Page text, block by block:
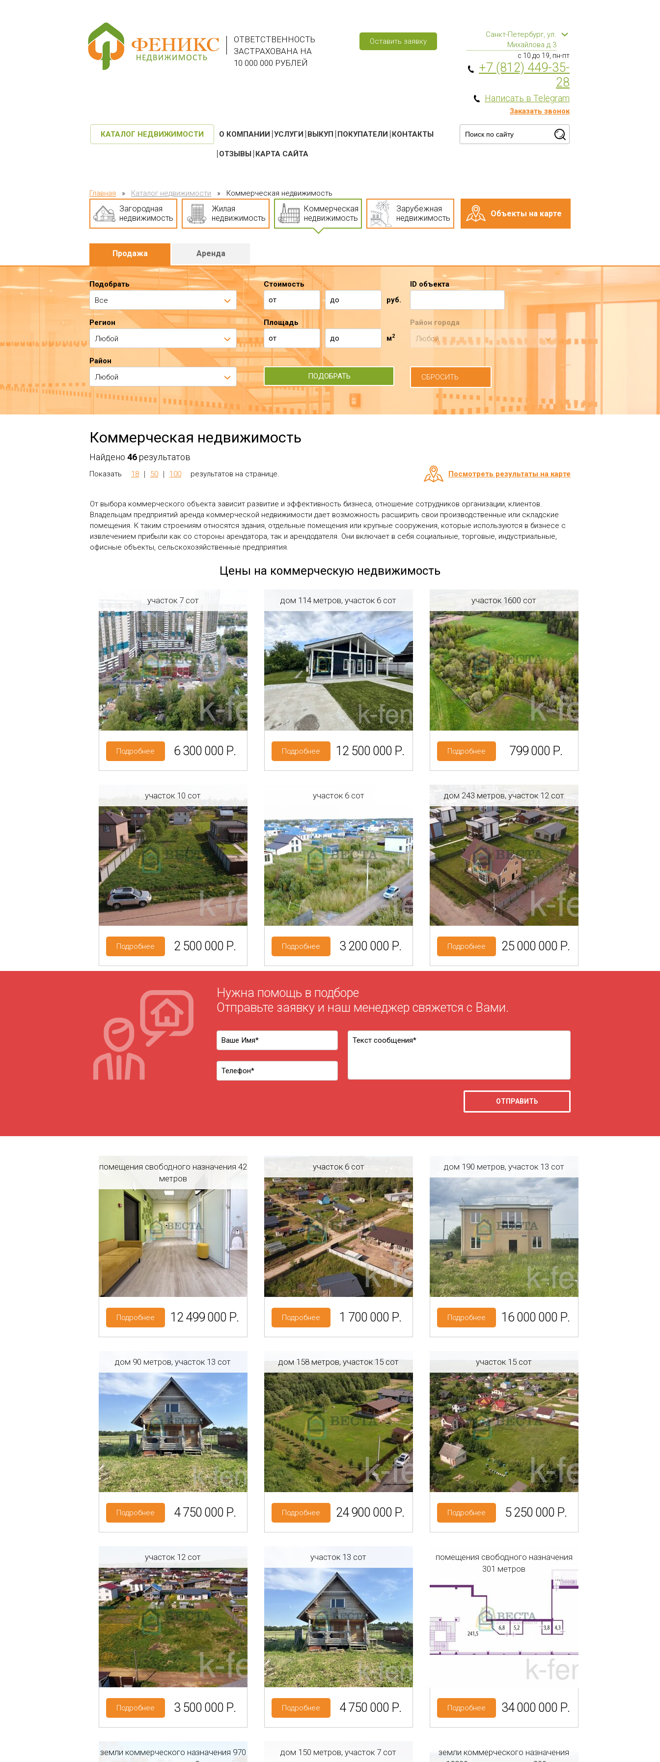
ОТВЕТСТВЕННОСТЬ
ЗАСТРАХОВАНА НА
10 000 000 РУБЛЕЙ
Оставить заявку
Санкт-Петербург, ул.
Михайлова д.3
с 10 до 19, пн-пт
+7 (812) 449-35-
28
Написать в Telegram
Заказать звонок
КАТАЛОГ НЕДВИЖИМОСТИ О КОМПАНИИ УСЛУГИ ВЫКУП ПОКУПАТЕЛИ КОНТАКТЫ
ОТЗЫВЫ КАРТА САЙТА
Главная » Каталог недвижимости » Коммерческая недвижимость
Загородная
недвижимость
Жилая
недвижимость
Коммерческая
недвижимость
Зарубежная
недвижимость
Объекты на карте
Продажа Аренда
Подобрать
Все
Стоимость
руб.
ID объекта
Регион
Любой
Площадь
м2
Район города
Любой
Район
Любой
СБРОСИТЬ
Коммерческая недвижимость
Найдено 46результатов
Показать 18 50 100 результатов на странице. Посмотреть результаты на карте
От выбора коммерческого объекта зависит развитие и эффективность бизнеса, отношение сотрудников организации, клиентов.
Владельцам предприятий аренда коммерческой недвижимости дает возможность расширить свои производственные или складские
помещения. К таким строениям относятся здания, отдельные помещения или крупные сооружения, которые используются в бизнесе с
извлечением прибыли как со стороны арендатора, так и арендодателя. Они включает в себя социальные, торговые, индустриальные,
офисные объекты, сельскохозяйственные предприятия.
Цены на коммерческую недвижимость
участок 7 сот
Регион: Санкт-Петербург
Район: Санкт-Петербург
Категория земель: СНТ, ДНП
Подробнее 6 300 000 Р.
дом 114 метров, участок 6 сот
Регион: Ленинградская область
Район: Ломоносовский р-н
Куттузи
Категория земель: СНТ, ДНП
Подробнее 12 500 000 Р.
участок 1600 сот
Регион: Ленинградская область
Район: Лужский р-н
Слапи
Категория земель: С/Х и Пром
Подробнее 799 000 Р.
участок 10 сот
Регион: Ленинградская область
Район: Гатчинский р-н
Торфопредприятие
Категория земель: ИЖС
Подробнее 2 500 000 Р.
участок 6 сот
Регион: Ленинградская область
Район: Ломоносовский р-н
Троицкая Гора
Категория земель: ИЖС
Подробнее 3 200 000 Р.
дом 243 метров, участок 12 сот
Регион: Ленинградская область
Район: Ломоносовский р-н
Тиммолово
Категория земель: СНТ, ДНП
Подробнее 25 000 000 Р.
Нужна помощь в подборе
Отправьте заявку и наш менеджер свяжется с Вами.
помещения свободного назначения 42
метров
Регион: Ленинградская область
Район: Всеволожский р-н
Кудрово
Подробнее 12 499 000 Р.
участок 6 сот
Регион: Ленинградская область
Район: Ломоносовский р-н
КП Дача у Петергофа
Категория земель: СНТ, ДНП
Подробнее 1 700 000 Р.
дом 190 метров, участок 13 сот
Регион: Ленинградская область
Район: Ломоносовский р-н
Тиммолово
Категория земель: СНТ, ДНП
Подробнее 16 000 000 Р.
дом 90 метров, участок 13 сот
Регион: Ленинградская область
Район: Ломоносовский р-н
КП Аннинская слобода
Категория земель: СНТ, ДНП
Подробнее 4 750 000 Р.
дом 158 метров, участок 15 сот
Регион: Ленинградская область
Район: Ломоносовский р-н
Ропша
Категория земель: ИЖС
Подробнее 24 900 000 Р.
участок 15 сот
Регион: Ленинградская область
Район: Ломоносовский р-н
Олики
Категория земель: ИЖС
Подробнее 5 250 000 Р.
участок 12 сот
Регион: Ленинградская область
Район: Гатчинский р-н
Тайцы гп
Категория земель: ИЖС
Подробнее 3 500 000 Р.
участок 13 сот
Регион: Ленинградская область
Район: Ломоносовский р-н
КП Аннинская слобода
Категория земель: СНТ, ДНП
Подробнее 4 750 000 Р.
помещения свободного назначения
301 метров
Регион: Санкт-Петербург
Район: Санкт-Петербург
Подробнее 34 000 000 Р.
земли коммерческого назначения 970
дом 150 метров, участок 7 сот
земли коммерческого назначения